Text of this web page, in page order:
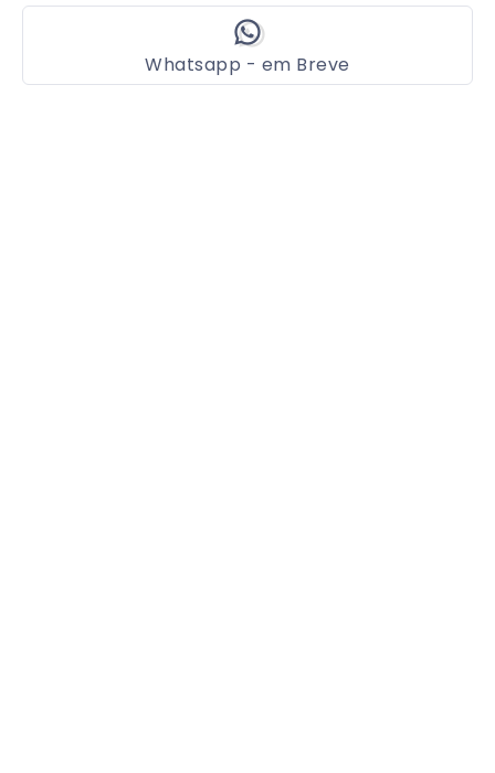
Whatsapp - em Breve